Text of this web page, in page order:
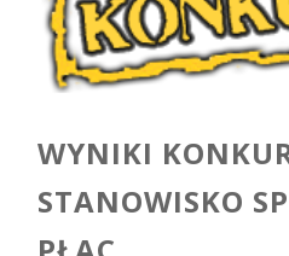
WYNIKI
STANOWISKO